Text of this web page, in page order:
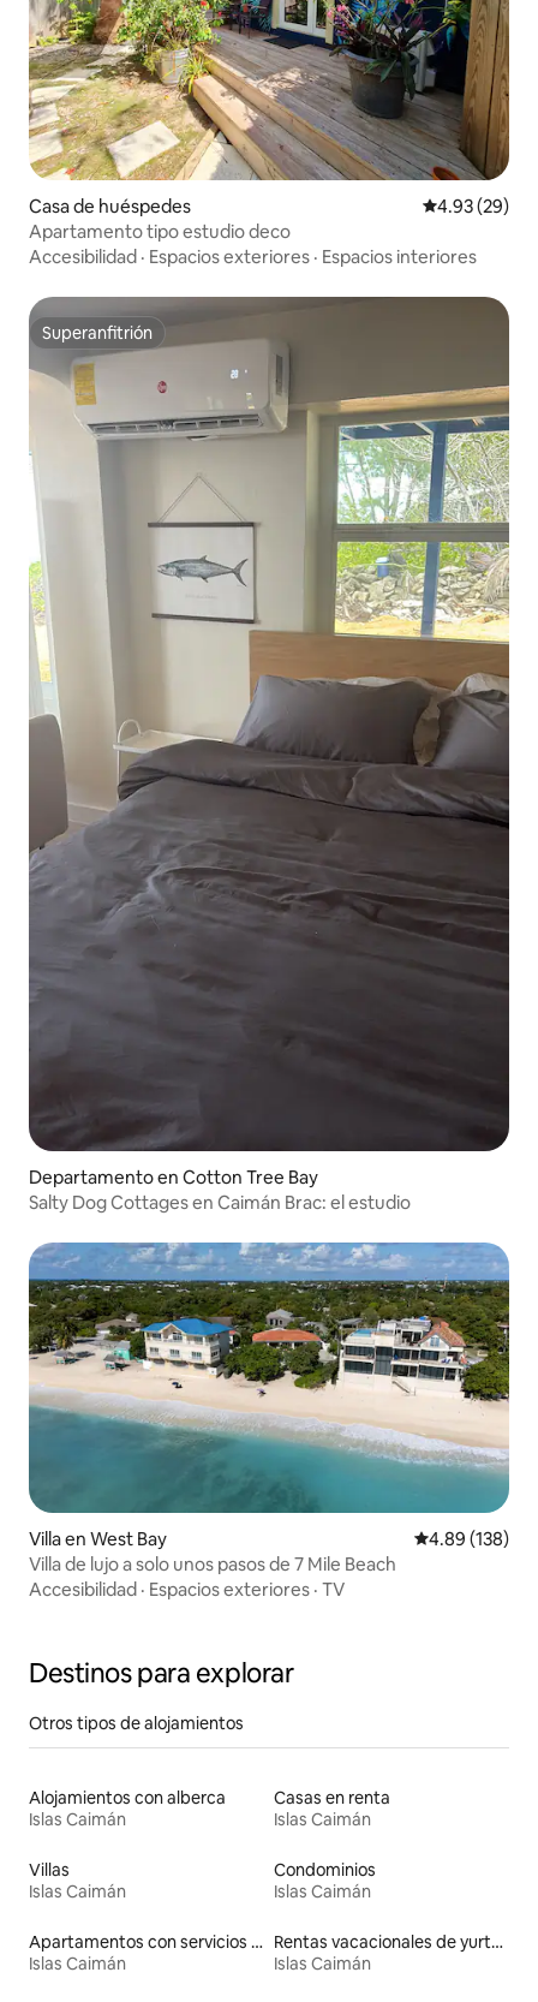
Casa de huéspedes Calificación
4.93 (29)
Apartamento tipo estudio deco
Accesibilidad · Espacios exteriores · Espacios interiores
Superanfitrión
Superanfitrión
Departamento en Cotton Tree Bay
Salty Dog Cottages en Caimán Brac: el estudio
Villa en West Bay Calificación
4.89 (138)
Villa de lujo a solo unos pasos de 7 Mile Beach
Accesibilidad · Espacios exteriores · TV
Destinos para explorar
Otros tipos de alojamientos
Alojamientos con alberca
Islas Caimán
Casas en renta
Islas Caimán
Villas
Islas Caimán
Condominios
Islas Caimán
Apartamentos con servicios incluidos vacacionales
Islas Caimán
Rentas vacacionales de yurtas con jacuzzi
Islas Caimán